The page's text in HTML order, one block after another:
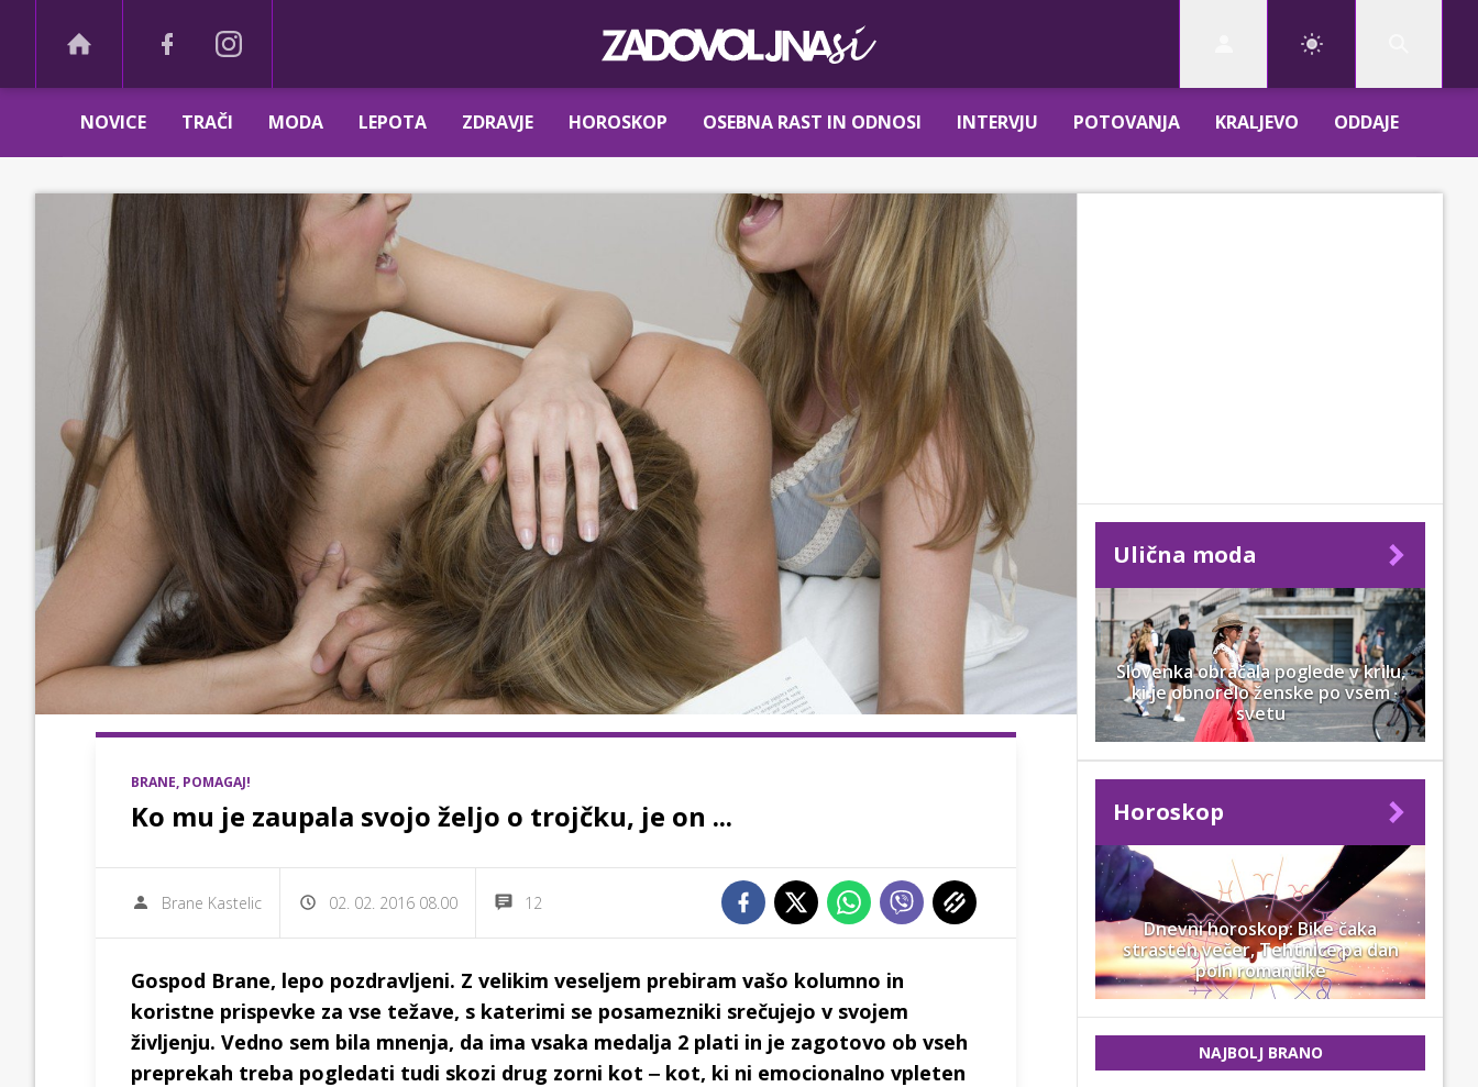
NOVICE TRAČI MODA LEPOTA ZDRAVJE HOROSKOP OSEBNA RAST IN ODNOSI INTERVJU POTOVANJA KRALJEVO ODDAJE
BRANE, POMAGAJ!
Ko mu je zaupala svojo željo o trojčku, je on ...
Brane Kastelic 02. 02. 2016 08.00 12
Gospod Brane, lepo pozdravljeni. Z velikim veseljem prebiram vašo kolumno in
koristne prispevke za vse težave, s katerimi se posamezniki srečujejo v svojem
življenju. Vedno sem bila mnenja, da ima vsaka medalja 2 plati in je zagotovo ob vseh
preprekah treba pogledati tudi skozi drug zorni kot ‒ kot, ki ni emocionalno vpleten
Ulična moda
Slovenka obračala poglede v krilu,
ki je obnorelo ženske po vsem
svetu
Horoskop
Dnevni horoskop: Bike čaka
strasten večer, Tehtnice pa dan
poln romantike
NAJBOLJ BRANO